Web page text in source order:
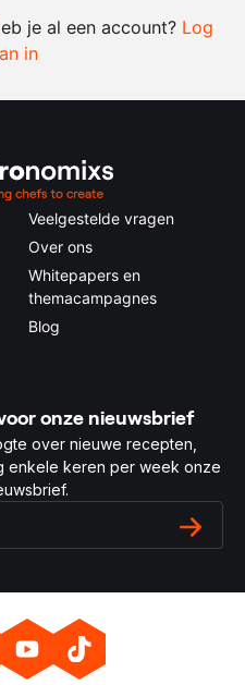
je al een account? Log
in
Veelgestelde vragen
Over ons
Whitepapers en
themacampagnes
Blog
onze nieuwsbrief
over nieuwe recepten,
enkele keren per week onze